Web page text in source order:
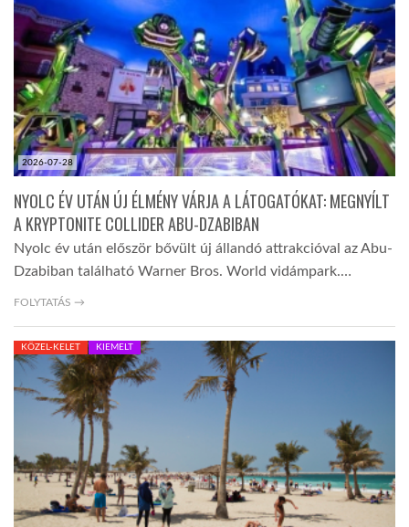
TROPICALMAGAZIN
GLOBOTV
AFRIKA TUDÁSTÁR
LINKTR.EE
GLOBOZSARU
DOBRAVERO.HU
LATIMO.HU
GLOBOBOOK
2026-07-28
NYOLC ÉV UTÁN ÚJ ÉLMÉNY VÁRJA A LÁTOGATÓKAT: MEGNYÍLT
A KRYPTONITE COLLIDER ABU-DZABIBAN
Nyolc év után először bővült új állandó attrakcióval az Abu-
Dzabiban található Warner Bros. World vidámpark.…
FOLYTATÁS →
KÖZEL-KELET KIEMELT